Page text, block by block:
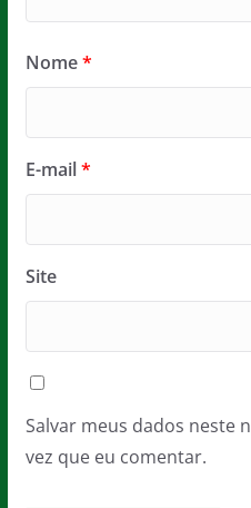
Nome*
E-mail*
Site
Salvar meus dados neste
vez que eu comentar.